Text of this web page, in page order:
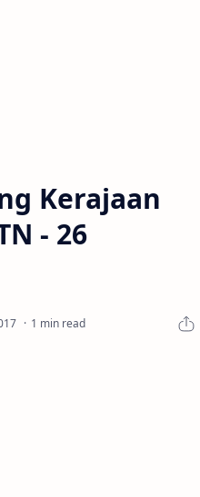
Kerajaan
- 26
1 min read